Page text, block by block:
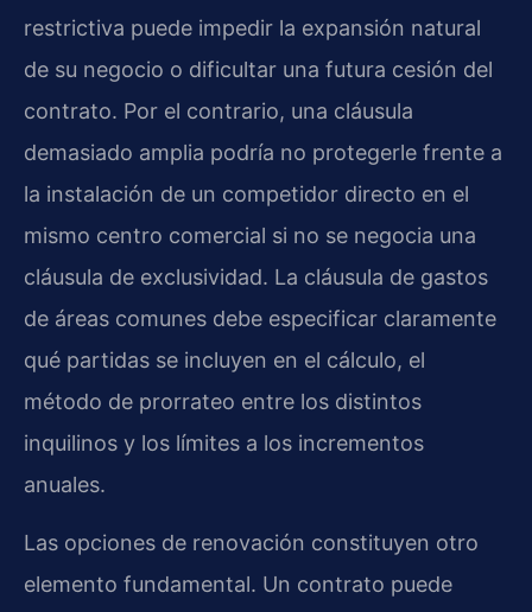
restrictiva puede impedir la expansión natural
de su negocio o dificultar una futura cesión del
contrato. Por el contrario, una cláusula
demasiado amplia podría no protegerle frente a
la instalación de un competidor directo en el
mismo centro comercial si no se negocia una
cláusula de exclusividad. La cláusula de gastos
de áreas comunes debe especificar claramente
qué partidas se incluyen en el cálculo, el
método de prorrateo entre los distintos
inquilinos y los límites a los incrementos
anuales.
Las opciones de renovación constituyen otro
elemento fundamental. Un contrato puede